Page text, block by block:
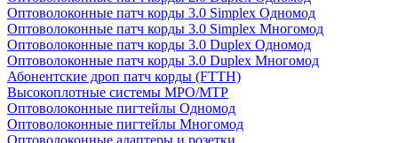
Оптоволоконные патч корды 3.0 Simplex Одномод
Оптоволоконные патч корды 3.0 Simplex Многомод
Оптоволоконные патч корды 3.0 Duplex Одномод
Оптоволоконные патч корды 3.0 Duplex Многомод
Абонентские дроп патч корды (FTTH)
Высокоплотные системы MPO/MTP
Оптоволоконные пигтейлы Одномод
Оптоволоконные пигтейлы Многомод